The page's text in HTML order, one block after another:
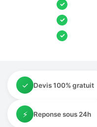
✓
✓
✓
✓ Devis 100% gratuit
⚡ Reponse sous 24h